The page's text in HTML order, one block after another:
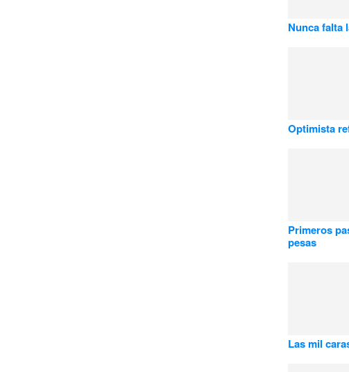
Nunca falta
Optimista
Primeros
pesas
Las mil